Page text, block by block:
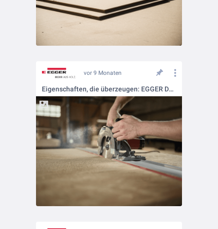
vor 9 Monaten
Eigenschaften, die überzeugen: EGGER DHF Unterdeckplatte